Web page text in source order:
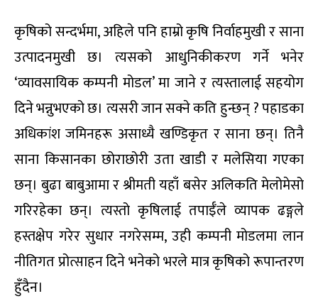
कृषिको सन्दर्भमा, अहिले पनि हाम्रो कृषि निर्वाहमुखी र साना
उत्पादनमुखी छ। त्यसको आधुनिकीकरण गर्ने भनेर
‘व्यावसायिक कम्पनी मोडल’ मा जाने र त्यस्तालाई सहयोग
दिने भन्नुभएको छ। त्यसरी जान सक्ने कति हुन्छन् ? पहाडका
अधिकांश जमिनहरू असाध्यै खण्डिकृत र साना छन्। तिनै
साना किसानका छोराछोरी उता खाडी र मलेसिया गएका
छन्। बुढा बाबुआमा र श्रीमती यहाँ बसेर अलिकति मेलोमेसो
गरिरहेका छन्। त्यस्तो कृषिलाई तपाईँले व्यापक ढङ्गले
हस्तक्षेप गरेर सुधार नगरेसम्म, उही कम्पनी मोडलमा लान
नीतिगत प्रोत्साहन दिने भनेको भरले मात्र कृषिको रूपान्तरण
हुँदैन।